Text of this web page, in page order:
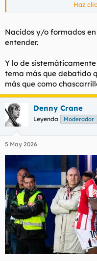
Que yo lo entiendo, oye.
Haz
Nacidos y/o formados
entender.
Y lo de
tema más que debatido
más que como
Denny Crane
Leyenda Moderador
5 May 2026